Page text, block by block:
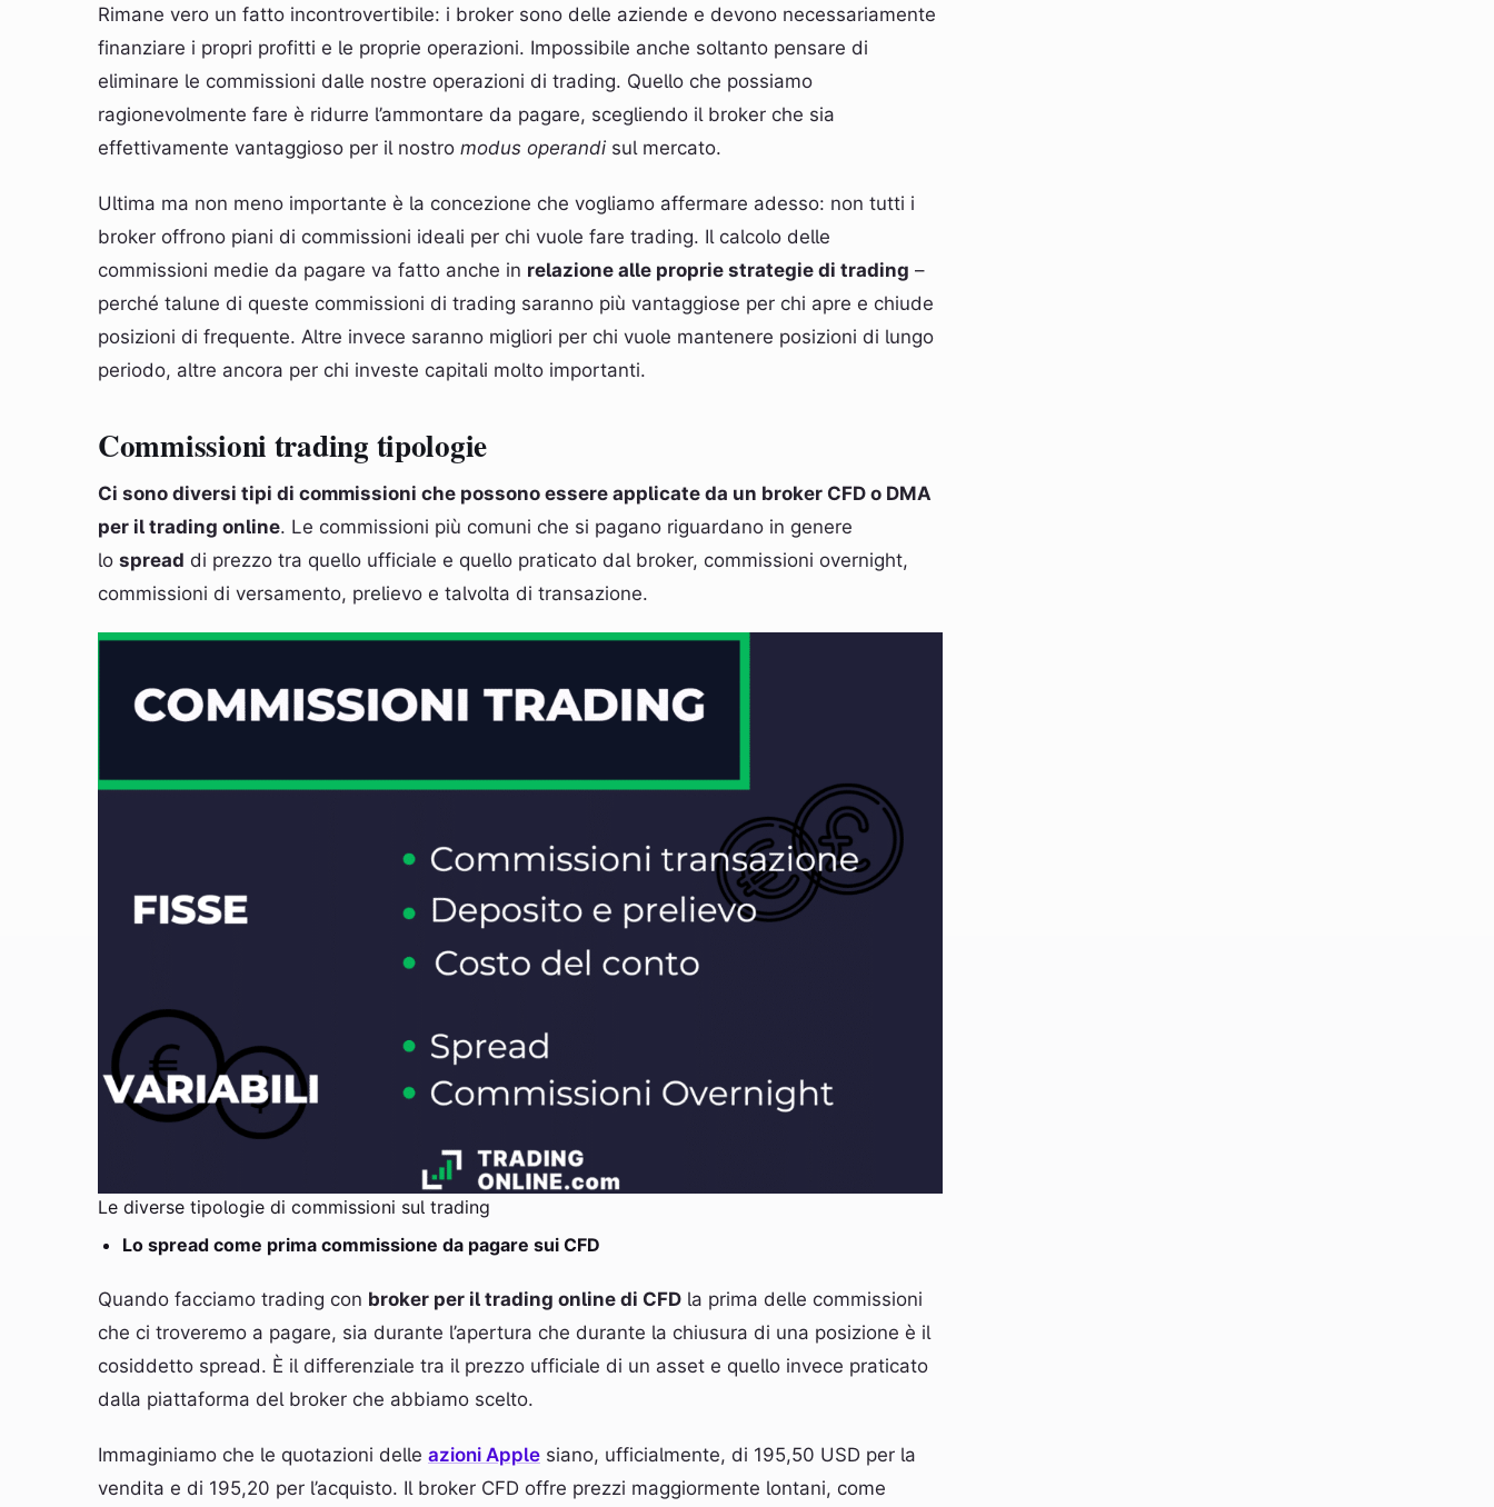
Rimane vero un fatto incontrovertibile: i broker sono delle aziende e devono necessariamente
finanziare i propri profitti e le proprie operazioni. Impossibile anche soltanto pensare di
eliminare le commissioni dalle nostre operazioni di trading. Quello che possiamo
ragionevolmente fare è ridurre l’ammontare da pagare, scegliendo il broker che sia
effettivamente vantaggioso per il nostro modus operandi sul mercato.
Ultima ma non meno importante è la concezione che vogliamo affermare adesso: non tutti i
broker offrono piani di commissioni ideali per chi vuole fare trading. Il calcolo delle
commissioni medie da pagare va fatto anche in relazione alle proprie strategie di trading –
perché talune di queste commissioni di trading saranno più vantaggiose per chi apre e chiude
posizioni di frequente. Altre invece saranno migliori per chi vuole mantenere posizioni di lungo
periodo, altre ancora per chi investe capitali molto importanti.
Commissioni trading tipologie
Ci sono diversi tipi di commissioni che possono essere applicate da un broker CFD o DMA
per il trading online. Le commissioni più comuni che si pagano riguardano in genere
lo spread di prezzo tra quello ufficiale e quello praticato dal broker, commissioni overnight,
commissioni di versamento, prelievo e talvolta di transazione.
Le diverse tipologie di commissioni sul trading
Lo spread come prima commissione da pagare sui CFD
Quando facciamo trading con broker per il trading online di CFD la prima delle commissioni
che ci troveremo a pagare, sia durante l’apertura che durante la chiusura di una posizione è il
cosiddetto spread. È il differenziale tra il prezzo ufficiale di un asset e quello invece praticato
dalla piattaforma del broker che abbiamo scelto.
Immaginiamo che le quotazioni delle azioni Apple siano, ufficialmente, di 195,50 USD per la
vendita e di 195,20 per l’acquisto. Il broker CFD offre prezzi maggiormente lontani, come